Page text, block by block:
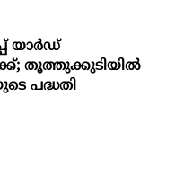
യാർഡ്
തൂത്തുക്കുടിയിൽ
പദ്ധതി